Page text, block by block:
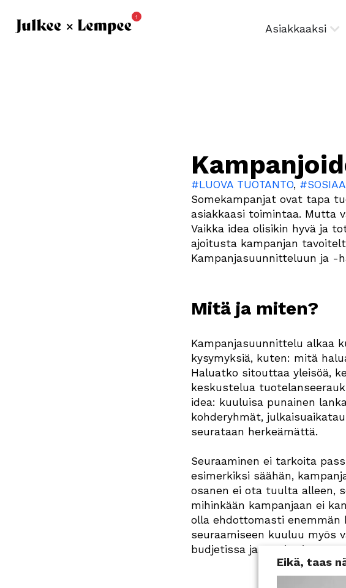
1
Asiakkaaksi
#LUOVA TUOTANTO,
Somekampanjat ovat tapa
asiakkaasi toimintaa. Mutta
Vaikka idea olisikin hyvä ja
ajoitusta kampanjan
Kampanjasuunnitteluun ja -
Mitä ja miten?
Kampanjasuunnittelu alkaa
kysymyksiä, kuten: mitä
Haluatko sitouttaa yleisöä,
keskustelua
idea: kuuluisa punainen
kohderyhmät,
seurataan herkeämättä.
Seuraaminen ei tarkoita
esimerkiksi säähän,
osanen ei ota tuulta alleen,
mihinkään kampanjaan ei
olla ehdottomasti enemmän
seuraamiseen kuuluu myös
budjetissa ja tavoitteissa.
Eikä, taas